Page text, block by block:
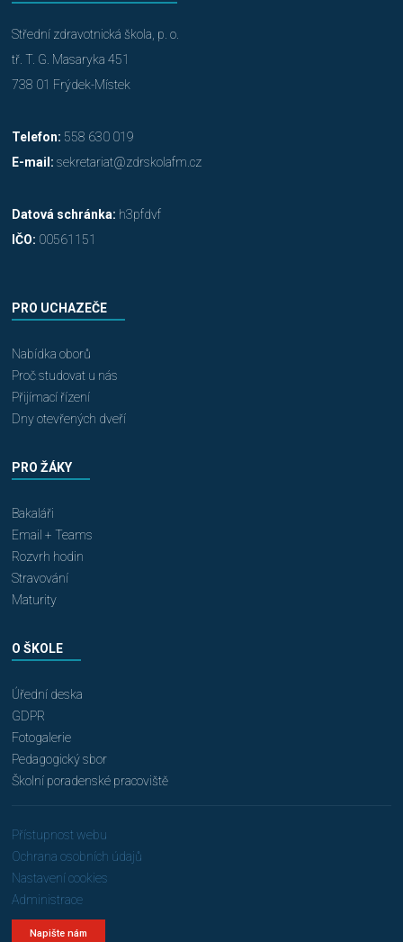
Střední zdravotnická škola, p. o.
tř. T. G. Masaryka 451
738 01 Frýdek-Místek
Telefon: 558 630 019
E-mail: sekretariat@zdrskolafm.cz
Datová schránka: h3pfdvf
IČO: 00561151
PRO UCHAZEČE
Nabídka oborů
Proč studovat u nás
Přijímací řízení
Dny otevřených dveří
PRO ŽÁKY
Bakaláři
Email + Teams
Rozvrh hodin
Stravování
Maturity
O ŠKOLE
Úřední deska
GDPR
Fotogalerie
Pedagogický sbor
Školní poradenské pracoviště
Přístupnost webu
Ochrana osobních údajů
Nastavení cookies
Administrace
Napište nám